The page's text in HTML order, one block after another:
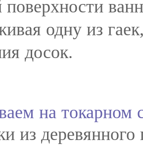
поверхности
одну из
досок.
на токарном
из